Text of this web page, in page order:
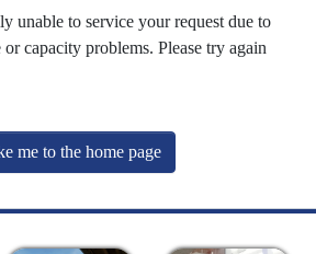
unable to service your request due to
capacity problems. Please try again
me to the home page